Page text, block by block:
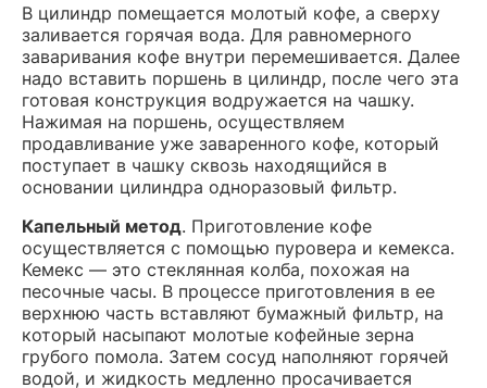
В цилиндр помещается молотый кофе, а сверху
заливается горячая вода. Для равномерного
заваривания кофе внутри перемешивается. Далее
надо вставить поршень в цилиндр, после чего эта
готовая конструкция водружается на чашку.
Нажимая на поршень, осуществляем
продавливание уже заваренного кофе, который
поступает в чашку сквозь находящийся в
основании цилиндра одноразовый фильтр.
Капельный метод. Приготовление кофе
осуществляется с помощью пуровера и кемекса.
Кемекс — это стеклянная колба, похожая на
песочные часы. В процессе приготовления в ее
верхнюю часть вставляют бумажный фильтр, на
который насыпают молотые кофейные зерна
грубого помола. Затем сосуд наполняют горячей
водой, и жидкость медленно просачивается